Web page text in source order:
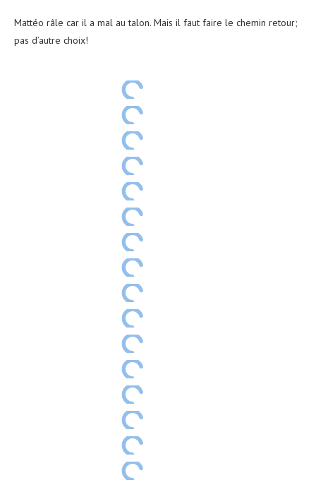
Mattéo râle car il a mal au talon. Mais il faut faire le chemin retour;
pas d’autre choix!